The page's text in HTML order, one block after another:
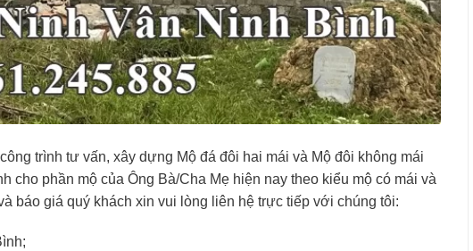
trình tư vấn, xây dựng Mộ đá đôi hai mái và Mộ đôi không mái
cho phần mộ của Ông Bà/Cha Mẹ hiện nay theo kiểu mộ có mái và
báo giá quý khách xin vui lòng liên hệ trực tiếp với chúng tôi: